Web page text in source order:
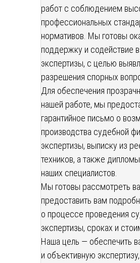
работ с соблюдением
профессиональных
нормативов. Мы готовы
поддержку и содействие
экспертизы, с целью
разрешения спорных
Для обеспечения
нашей работе, мы
гарантийное письмо о
производства судебной
экспертизы, выписку из
техников, а также
наших специалистов.
Мы готовы рассмотреть
предоставить вам
о процессе проведения
экспертизы, сроках и
Наша цель — обеспечить
и объективную